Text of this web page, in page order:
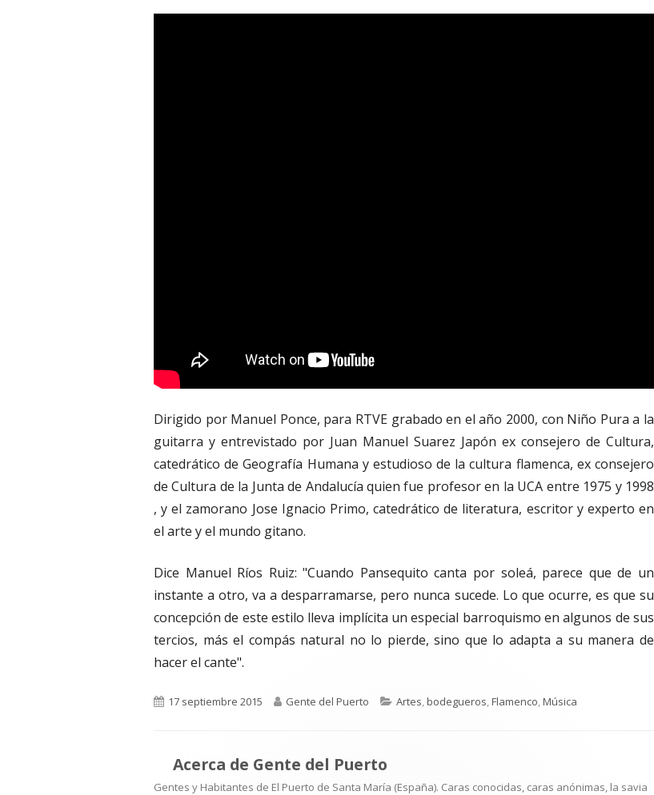
Dirigido por Manuel Ponce, para RTVE grabado en el año 2000, con Niño Pura a la
guitarra y entrevistado por Juan Manuel Suarez Japón ex consejero de Cultura,
catedrático de Geografía Humana y estudioso de la cultura flamenca, ex consejero
de Cultura de la Junta de Andalucía quien fue profesor en la UCA entre 1975 y 1998
, y el zamorano Jose Ignacio Primo, catedrático de literatura, escritor y experto en
el arte y el mundo gitano.
Dice Manuel Ríos Ruiz: "Cuando Pansequito canta por soleá, parece que de un
instante a otro, va a desparramarse, pero nunca sucede. Lo que ocurre, es que su
concepción de este estilo lleva implícita un especial barroquismo en algunos de sus
tercios, más el compás natural no lo pierde, sino que lo adapta a su manera de
hacer el cante".
Publicado
17 septiembre 2015 Autor
Gente del Puerto Categorías
Artes,bodegueros,Flamenco,Música
Acerca de Gente del Puerto
Gentes y Habitantes de El Puerto de Santa María (España). Caras conocidas, caras anónimas, la savia